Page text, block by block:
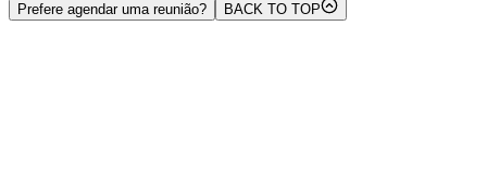
Prefere agendar uma reunião? BACK TO TOP